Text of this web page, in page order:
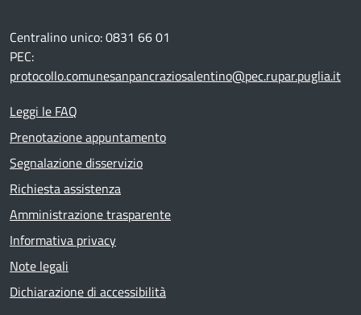
Centralino unico: 0831 66 01
PEC:
protocollo.comunesanpancraziosalentino@pec.rupar.puglia.it
Leggi le FAQ
Prenotazione appuntamento
Segnalazione disservizio
Richiesta assistenza
Amministrazione trasparente
Informativa privacy
Note legali
Dichiarazione di accessibilità